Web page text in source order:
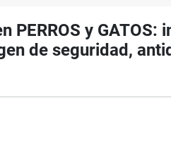
PERROS y GATOS:
de seguridad,